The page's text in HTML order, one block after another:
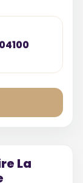
La